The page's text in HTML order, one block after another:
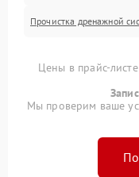
Прочистка дренажной
Цены в прайс-
Мы проверим ваше